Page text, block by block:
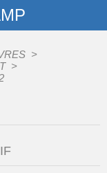
>
>